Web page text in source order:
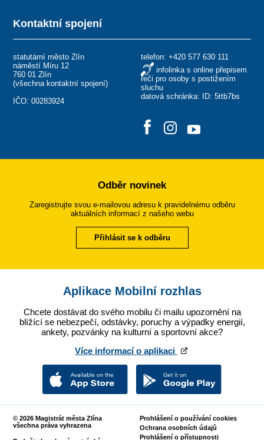
Kontaktní spojení
statutární město Zlín
náměstí Míru 12
760 01 Zlín
(všechna kontaktní spojení)
IČO: 00283924
telefon: +420 577 630 111
infolinka s online přepisem
řeči pro osoby s postižením
sluchu
datová schránka: ID: 5ttb7bs
Odběr novinek
Zaregistrujte svou e-mailovou adresu k pravidelnému odběru
aktuálních informací z našeho webu
Přihlásit se k odběru
Aplikace Mobilní rozhlas
Chcete dostávat do svého mobilu či mailu upozornění na
blížící se nebezpečí, odstávky, poruchy a výpadky energií,
ankety, pozvánky na kulturní a sportovní akce?
Více informací o aplikaci
© 2026 Magistrát města Zlína
všechna práva vyhrazena
Prohlášení o používání cookies
Ochrana osobních údajů
Prohlášení o přístupnosti